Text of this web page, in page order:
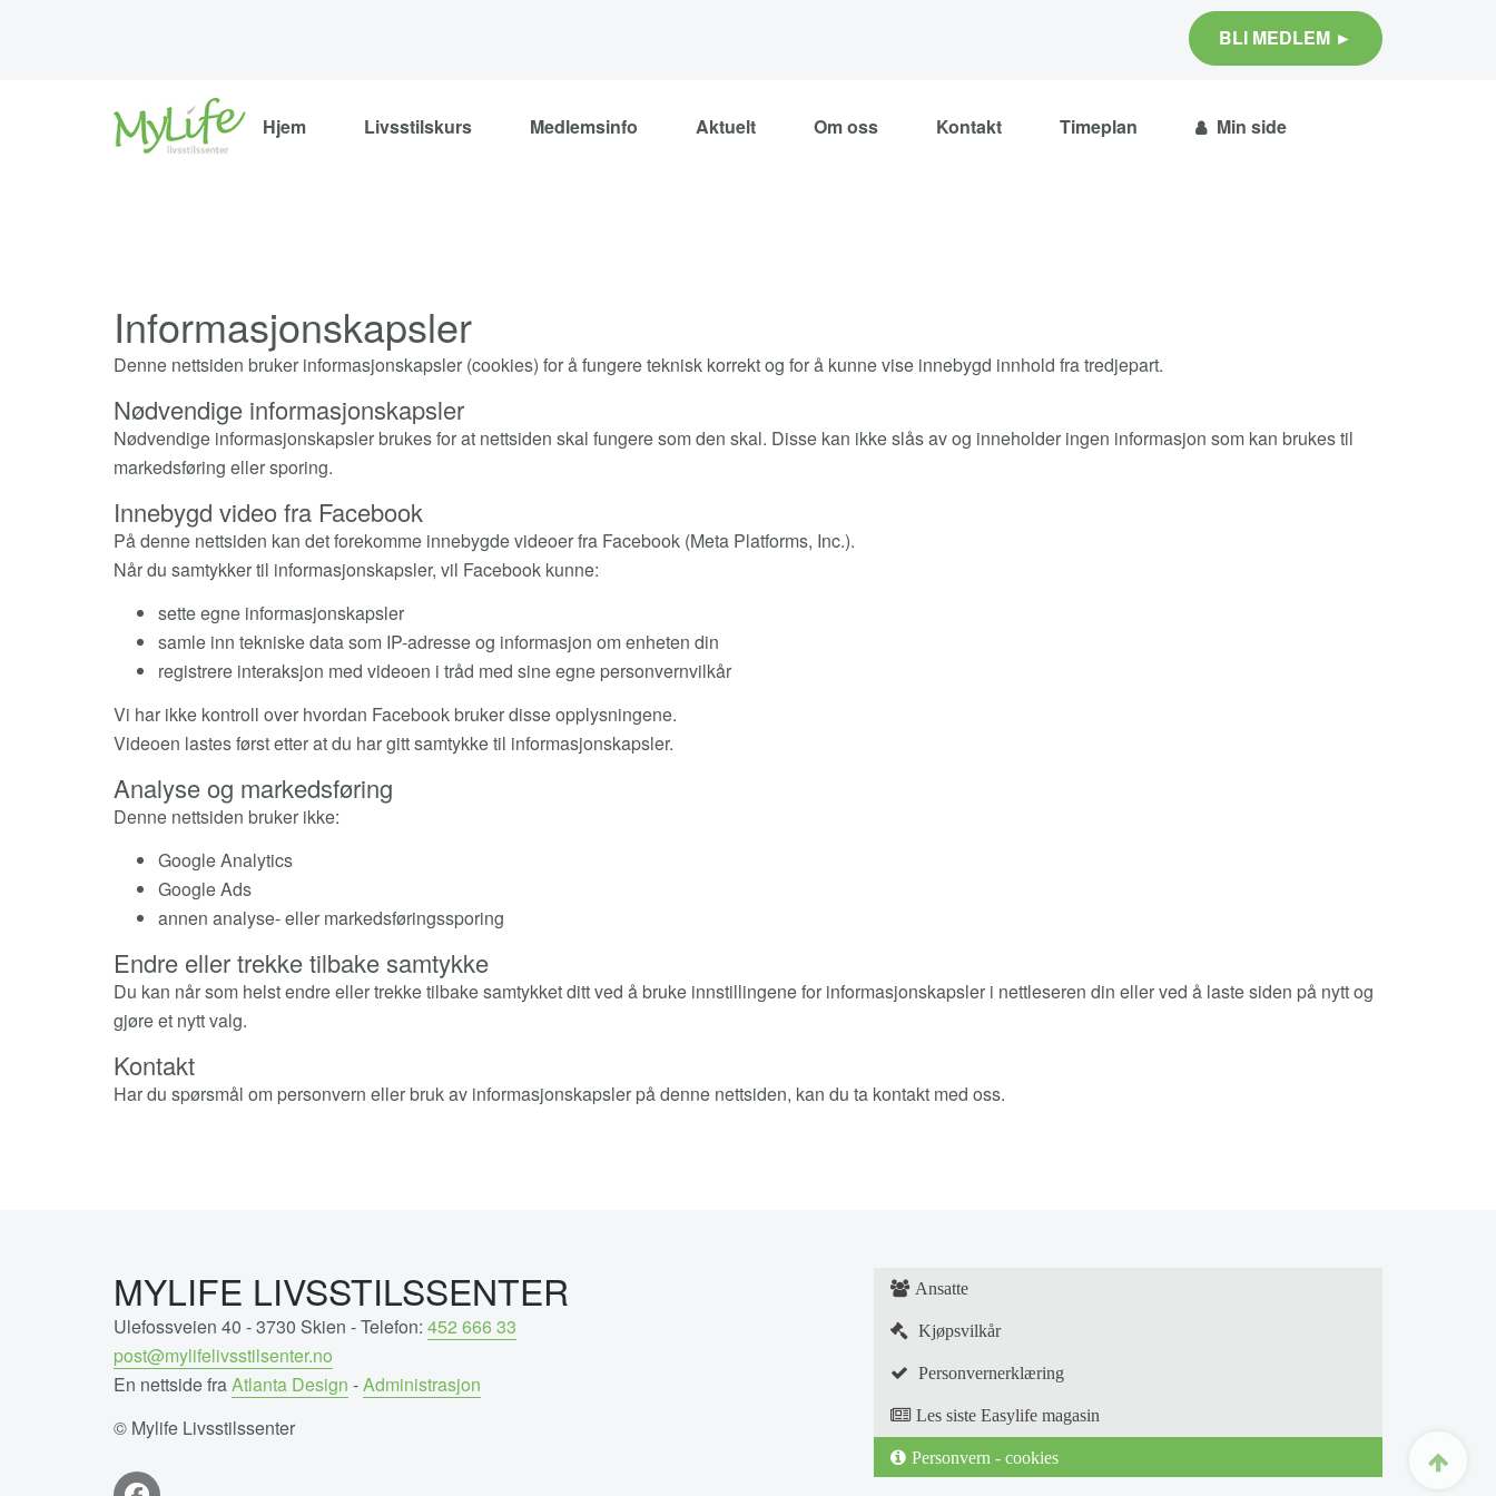
BLI MEDLEM ►
Hjem Livsstilskurs Medlemsinfo Aktuelt Om oss Kontakt Timeplan Min side
Informasjonskapsler
Denne nettsiden bruker informasjonskapsler (cookies) for å fungere teknisk korrekt og for å kunne vise innebygd innhold fra tredjepart.
Nødvendige informasjonskapsler
Nødvendige informasjonskapsler brukes for at nettsiden skal fungere som den skal. Disse kan ikke slås av og inneholder ingen informasjon som kan brukes til
markedsføring eller sporing.
Innebygd video fra Facebook
På denne nettsiden kan det forekomme innebygde videoer fra Facebook (Meta Platforms, Inc.).
Når du samtykker til informasjonskapsler, vil Facebook kunne:
sette egne informasjonskapsler
samle inn tekniske data som IP-adresse og informasjon om enheten din
registrere interaksjon med videoen i tråd med sine egne personvernvilkår
Vi har ikke kontroll over hvordan Facebook bruker disse opplysningene.
Videoen lastes først etter at du har gitt samtykke til informasjonskapsler.
Analyse og markedsføring
Denne nettsiden bruker ikke:
Google Analytics
Google Ads
annen analyse- eller markedsføringssporing
Endre eller trekke tilbake samtykke
Du kan når som helst endre eller trekke tilbake samtykket ditt ved å bruke innstillingene for informasjonskapsler i nettleseren din eller ved å laste siden på nytt og
gjøre et nytt valg.
Kontakt
Har du spørsmål om personvern eller bruk av informasjonskapsler på denne nettsiden, kan du ta kontakt med oss.
MYLIFE LIVSSTILSSENTER
Ulefossveien 40 - 3730 Skien - Telefon: 452 666 33
post@mylifelivsstilsenter.no
En nettside fraAtlanta Design -Administrasjon
© Mylife Livsstilssenter
Ansatte
Kjøpsvilkår
Personvernerklæring
Les siste Easylife magasin
Personvern - cookies